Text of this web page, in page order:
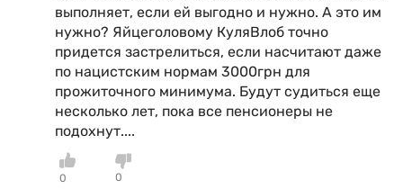
выполняет, если ей выгодно и нужно. А это им
нужно? Яйцеголовому КуляВлоб точно
придется застрелиться, если насчитают даже
по нацистским нормам 3000грн для
прожиточного минимума. Будут судиться еще
несколько лет, пока все пенсионеры не
подохнут....
0
0